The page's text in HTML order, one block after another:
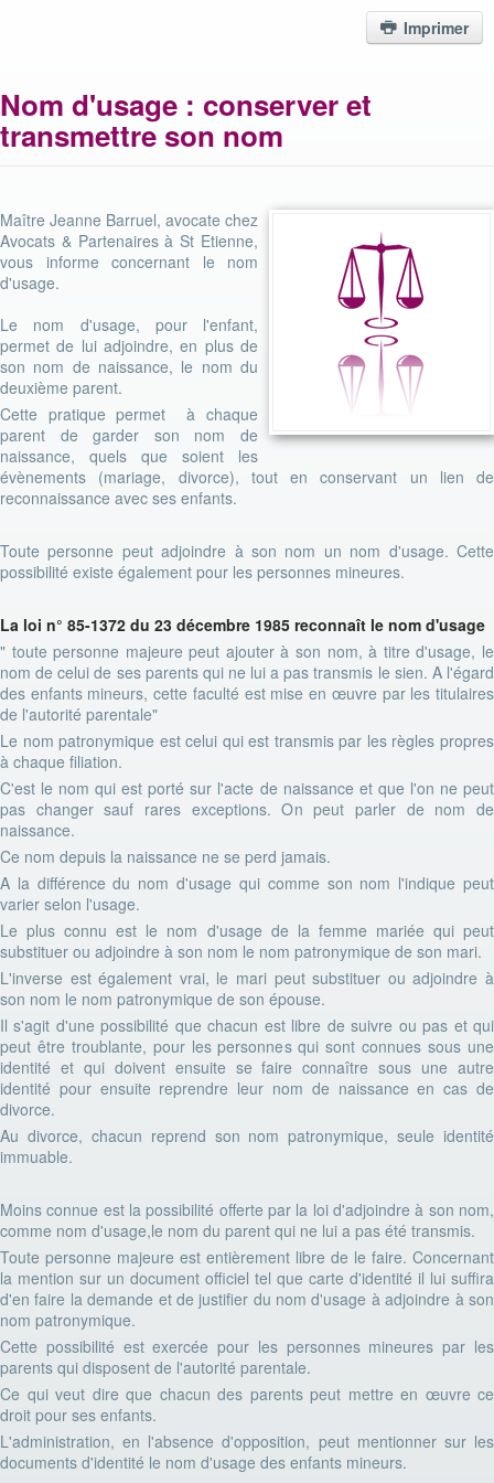
Imprimer
Nom d'usage : conserver et
transmettre son nom
Maître Jeanne Barruel, avocate chez
Avocats & Partenaires à St Etienne,
vous informe concernant le nom
d'usage.
Le nom d'usage, pour l'enfant,
permet de lui adjoindre, en plus de
son nom de naissance, le nom du
deuxième parent.
Cette pratique permet à chaque
parent de garder son nom de
naissance, quels que soient les
évènements (mariage, divorce), tout en conservant un lien de
reconnaissance avec ses enfants.
Toute personne peut adjoindre à son nom un nom d'usage. Cette
possibilité existe également pour les personnes mineures.
La loi n° 85-1372 du 23 décembre 1985 reconnaît le nom d'usage
" toute personne majeure peut ajouter à son nom, à titre d'usage, le
nom de celui de ses parents qui ne lui a pas transmis le sien. A l'égard
des enfants mineurs, cette faculté est mise en œuvre par les titulaires
de l'autorité parentale"
Le nom patronymique est celui qui est transmis par les règles propres
à chaque filiation.
C'est le nom qui est porté sur l'acte de naissance et que l'on ne peut
pas changer sauf rares exceptions. On peut parler de nom de
naissance.
Ce nom depuis la naissance ne se perd jamais.
A la différence du nom d'usage qui comme son nom l'indique peut
varier selon l'usage.
Le plus connu est le nom d'usage de la femme mariée qui peut
substituer ou adjoindre à son nom le nom patronymique de son mari.
L'inverse est également vrai, le mari peut substituer ou adjoindre à
son nom le nom patronymique de son épouse.
Il s'agit d'une possibilité que chacun est libre de suivre ou pas et qui
peut être troublante, pour les personnes qui sont connues sous une
identité et qui doivent ensuite se faire connaître sous une autre
identité pour ensuite reprendre leur nom de naissance en cas de
divorce.
Au divorce, chacun reprend son nom patronymique, seule identité
immuable.
Moins connue est la possibilité offerte par la loi d'adjoindre à son nom,
comme nom d'usage,le nom du parent qui ne lui a pas été transmis.
Toute personne majeure est entièrement libre de le faire. Concernant
la mention sur un document officiel tel que carte d'identité il lui suffira
d'en faire la demande et de justifier du nom d'usage à adjoindre à son
nom patronymique.
Cette possibilité est exercée pour les personnes mineures par les
parents qui disposent de l'autorité parentale.
Ce qui veut dire que chacun des parents peut mettre en œuvre ce
droit pour ses enfants.
L'administration, en l'absence d'opposition, peut mentionner sur les
documents d'identité le nom d'usage des enfants mineurs.